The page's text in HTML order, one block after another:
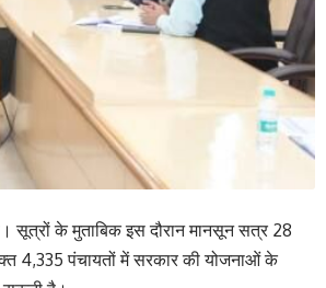
सूत्रों के मुताबिक इस दौरान मानसून सत्र 28
4,335 पंचायतों में सरकार की योजनाओं के